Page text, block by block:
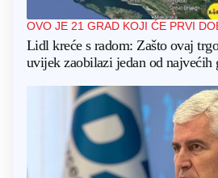
OVO JE 21 GRAD KOJI ĆE PRVI
Lidl kreće s radom: Zašto ovaj
uvijek zaobilazi jedan od najvećih